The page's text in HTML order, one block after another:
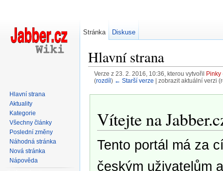
Hlavní strana
Verze z 23. 2. 2016, 10:36, kterou vytvořil Pinky
(rozdíl ) ← Starší verze | zobrazit aktuální verzi
Vítejte na
Tento portál má za
českým uživatelům
Stránka Diskuse
Hlavní strana
Aktuality
Kategorie
Všechny články
Poslední změny
Náhodná stránka
Nová stránka
Nápověda